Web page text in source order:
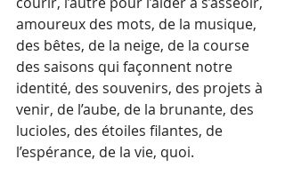
amoureux des mots, de la musique,
des bêtes, de la neige, de la course
des saisons qui façonnent notre
identité, des souvenirs, des projets à
venir, de l’aube, de la brunante, des
lucioles, des étoiles filantes, de
l’espérance, de la vie, quoi.